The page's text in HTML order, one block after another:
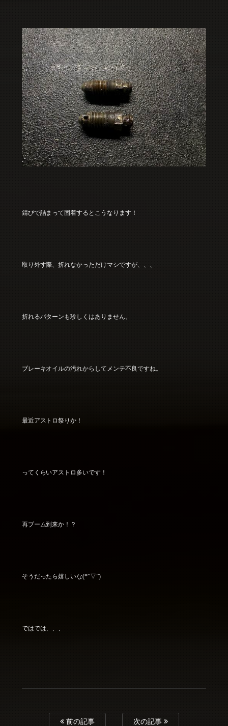
錆びで詰まって固着するとこうなります！
取り外す際、折れなかっただけマシですが、、、
折れるパターンも珍しくはありません。
ブレーキオイルの汚れからしてメンテ不良ですね。
最近アストロ祭りか！
ってくらいアストロ多いです！
再ブーム到来か！？
そうだったら嬉しいな(*”▽”)
ではでは、、、
前の記事 次の記事